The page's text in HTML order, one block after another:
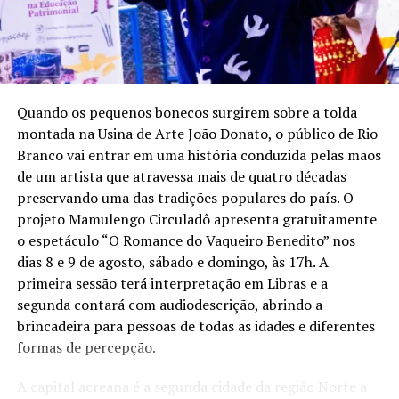
RELATED TOPICS: ALCINEIA GALDINO
CARTOLA
DESTAQUEPOP
DJAVAN ELZA SOARES
IZA
MÚSICA NEGRA BRASILEIRA
NEGRA VOZ
POLÍTICA ALDIR BLANC
SHOW GRATUITO ACRE
USINA DE ARTE JOÃO DONATO
Governo do Acre confirma realização do Arraial Cultural
2025 em junho
Palco do Txai Amazônia apresenta a força da arte e
cultura da floresta
Quando os pequenos bonecos surgirem sobre a tolda
montada na Usina de Arte João Donato, o público de Rio
Branco vai entrar em uma história conduzida pelas mãos
de um artista que atravessa mais de quatro décadas
preservando uma das tradições populares do país. O
projeto Mamulengo Circuladô apresenta gratuitamente
o espetáculo “O Romance do Vaqueiro Benedito” nos
dias 8 e 9 de agosto, sábado e domingo, às 17h. A
primeira sessão terá interpretação em Libras e a
segunda contará com audiodescrição, abrindo a
brincadeira para pessoas de todas as idades e diferentes
formas de percepção.
A capital acreana é a segunda cidade da região Norte a